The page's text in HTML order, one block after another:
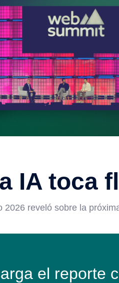
IA toca
2026 reveló sobre la
el reporte